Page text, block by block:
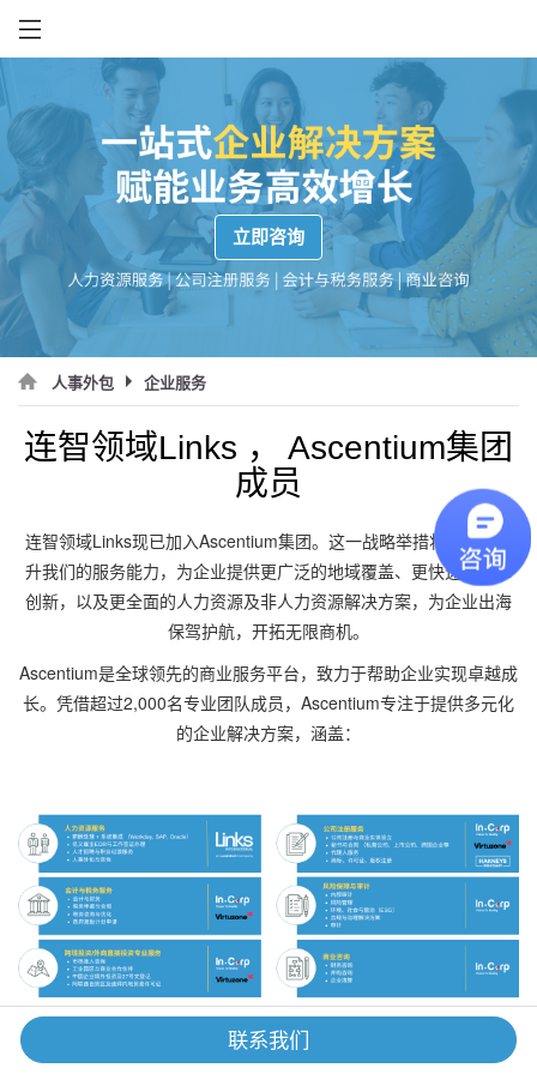
立即咨询
人事外包 企业服务
连智领域Links ， Ascentium集团
成员
连智领域Links现已加入Ascentium集团。这一战略举措将进一步提
升我们的服务能力，为企业提供更广泛的地域覆盖、更快速的技术
创新，以及更全面的人力资源及非人力资源解决方案，为企业出海
保驾护航，开拓无限商机。
Ascentium是全球领先的商业服务平台，致力于帮助企业实现卓越成
长。凭借超过2,000名专业团队成员，Ascentium专注于提供多元化
的企业解决方案，涵盖：
联系我们